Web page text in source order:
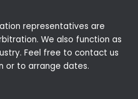
representatives are
. We also function as
Feel free to contact us
or to arrange dates.